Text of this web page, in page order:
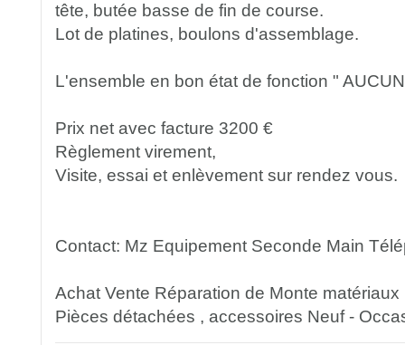
tête, butée basse de fin de course.
Lot de platines, boulons d'assemblage.
L'ensemble en bon état de fonction "
Prix net avec facture 3200 €
Règlement virement,
Visite, essai et enlèvement sur rendez vous.
Contact: Mz Equipement Seconde Main
Achat Vente Réparation de Monte
Pièces détachées , accessoires Neuf -